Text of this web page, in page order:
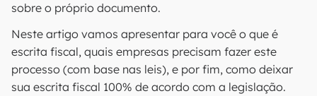
sobre o próprio documento.
Neste artigo vamos apresentar para você o que é
escrita fiscal, quais empresas precisam fazer este
processo (com base nas leis), e por fim, como deixar
sua escrita fiscal 100% de acordo com a legislação.